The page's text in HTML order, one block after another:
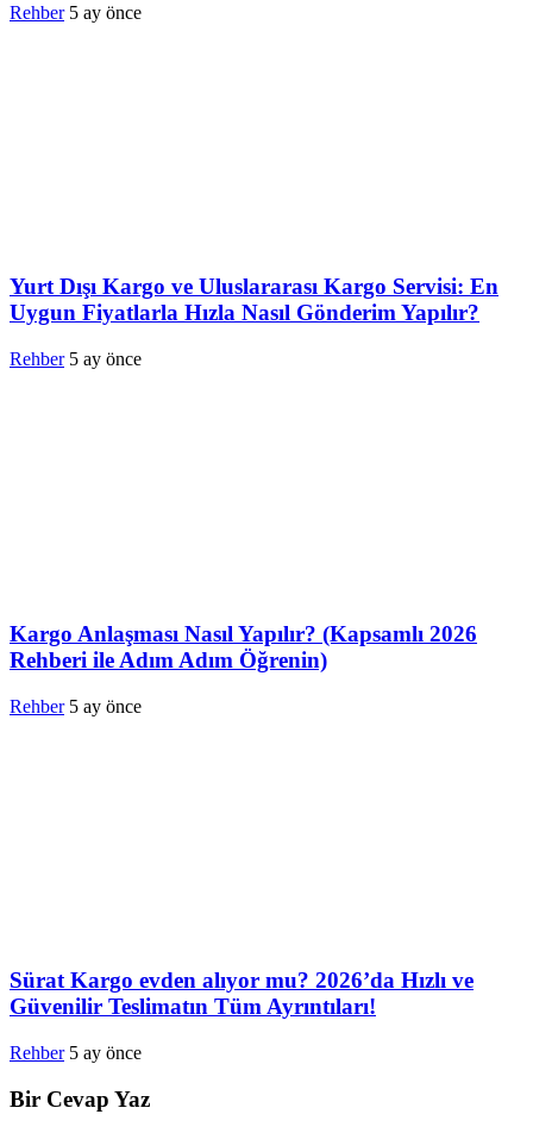
Rehber 5 ay önce
Yurt Dışı Kargo ve Uluslararası Kargo Servisi: En
Uygun Fiyatlarla Hızla Nasıl Gönderim Yapılır?
Rehber 5 ay önce
Kargo Anlaşması Nasıl Yapılır? (Kapsamlı 2026
Rehberi ile Adım Adım Öğrenin)
Rehber 5 ay önce
Sürat Kargo evden alıyor mu? 2026’da Hızlı ve
Güvenilir Teslimatın Tüm Ayrıntıları!
Rehber 5 ay önce
Bir Cevap Yaz